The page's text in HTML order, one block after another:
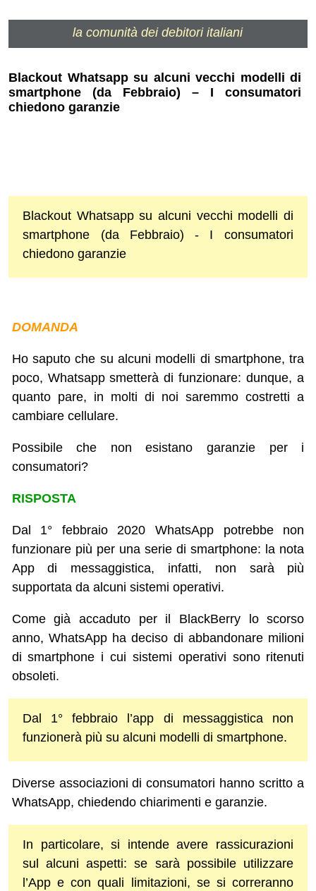
la comunità dei debitori italiani
Blackout Whatsapp su alcuni vecchi modelli di
smartphone (da Febbraio) – I consumatori
chiedono garanzie
Blackout Whatsapp su alcuni vecchi modelli di
smartphone (da Febbraio) - I consumatori
chiedono garanzie
DOMANDA
Ho saputo che su alcuni modelli di smartphone, tra
poco, Whatsapp smetterà di funzionare: dunque, a
quanto pare, in molti di noi saremmo costretti a
cambiare cellulare.
Possibile che non esistano garanzie per i
consumatori?
RISPOSTA
Dal 1° febbraio 2020 WhatsApp potrebbe non
funzionare più per una serie di smartphone: la nota
App di messaggistica, infatti, non sarà più
supportata da alcuni sistemi operativi.
Come già accaduto per il BlackBerry lo scorso
anno, WhatsApp ha deciso di abbandonare milioni
di smartphone i cui sistemi operativi sono ritenuti
obsoleti.
Dal 1° febbraio l’app di messaggistica non
funzionerà più su alcuni modelli di smartphone.
Diverse associazioni di consumatori hanno scritto a
WhatsApp, chiedendo chiarimenti e garanzie.
In particolare, si intende avere rassicurazioni
sul alcuni aspetti: se sarà possibile utilizzare
l’App e con quali limitazioni, se si correranno